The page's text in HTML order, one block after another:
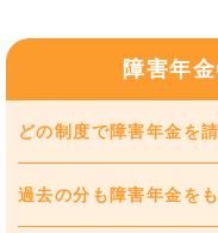
障害年
どの制度で障害年金を
過去の分も障害年金を